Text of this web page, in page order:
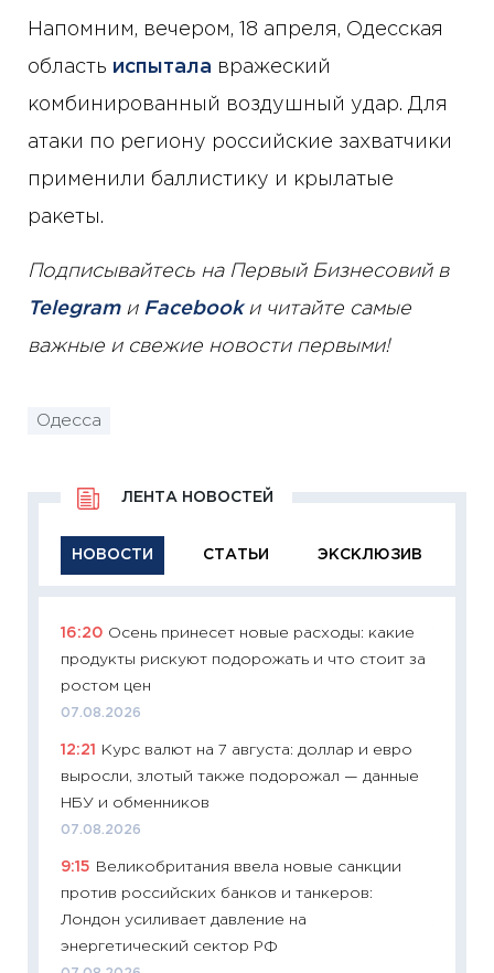
Напомним, вечером, 18 апреля, Одесская
область испытала вражеский
комбинированный воздушный удар. Для
атаки по региону российские захватчики
применили баллистику и крылатые
ракеты.
Подписывайтесь на Первый Бизнесовий в
Telegramи Facebookи читайте самые
важные и свежие новости первыми!
Одесса
НОВОСТИ СТАТЬИ ЭКСКЛЮЗИВ
ЛЕНТА НОВОСТЕЙ
16:20 Осень принесет новые расходы: какие
продукты рискуют подорожать и что стоит за
ростом цен
07.08.2026
12:21
Курс валют на 7 августа: доллар и евро
выросли, злотый также подорожал — данные
НБУ и обменников
07.08.2026
9:15
Великобритания ввела новые санкции
против российских банков и танкеров:
Лондон усиливает давление на
энергетический сектор РФ